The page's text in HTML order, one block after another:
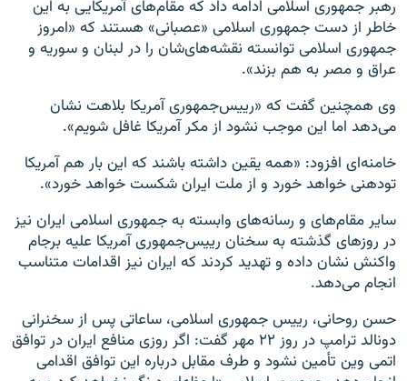
رهبر جمهوری اسلامی ادامه داد که مقام‌های آمریکایی به این
خاطر از دست جمهوری اسلامی «عصبانی» هستند که «امروز
جمهوری اسلامی توانسته نقشه‌های‌شان را در لبنان و سوریه و
عراق و مصر به هم بزند».
وی همچنین گفت که «رییس‌جمهوری آمریکا بلاهت نشان
می‌دهد اما این موجب نشود از مکر آمریکا غافل شویم».
خامنه‌ای افزود: «همه یقین داشته باشند که این بار هم آمریکا
تودهنی خواهد خورد و از ملت ایران شکست خواهد خورد».
سایر مقام‌های و رسانه‌های وابسته به جمهوری اسلامی ایران نیز
در روزهای گذشته به سخنان رییس‌جمهوری آمریکا علیه برجام
واکنش نشان داده و تهدید کردند که ایران نیز اقدامات متناسب
انجام می‌دهد.
حسن روحانی، رییس جمهوری اسلامی، ساعاتی پس از سخنرانی
دونالد ترامپ در روز ۲۲ مهر گفت: اگر روزی منافع ایران در توافق
اتمی وین تأمین نشود و طرف مقابل درباره این توافق اقدامی